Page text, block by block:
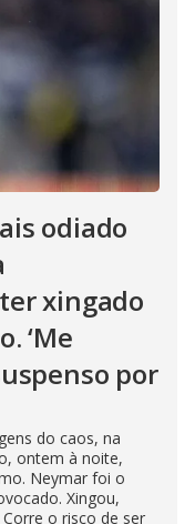
odiado
xingado
‘Me
por
do caos, na
ontem à noite,
Neymar foi o
Xingou,
Corre o risco de ser